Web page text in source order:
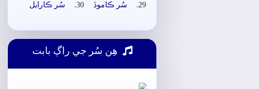
سُر ڪاموڏ
سُر ڪارايل
ھِن سُر جي راڳ بابت